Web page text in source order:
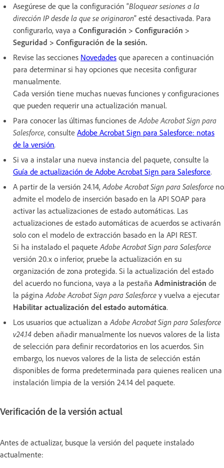
Asegúrese de que la configuración “Bloquear sesiones a la
dirección IP desde la que se originaron” esté desactivada. Para
configurarlo, vaya a Configuración > Configuración >
Seguridad > Configuración de la sesión.
Revise las secciones Novedades que aparecen a continuación
para determinar si hay opciones que necesita configurar
manualmente.
Cada versión tiene muchas nuevas funciones y configuraciones
que pueden requerir una actualización manual.
Para conocer las últimas funciones de Adobe Acrobat Sign para
Salesforce, consulte Adobe Acrobat Sign para Salesforce: notas
de la versión.
Si va a instalar una nueva instancia del paquete, consulte la
Guía de actualización de Adobe Acrobat Sign para Salesforce.
A partir de la versión 24.14, Adobe Acrobat Sign para Salesforce no
admite el modelo de inserción basado en la API SOAP para
activar las actualizaciones de estado automáticas. Las
actualizaciones de estado automáticas de acuerdos se activarán
solo con el modelo de extracción basado en la API REST.
Si ha instalado el paquete Adobe Acrobat Sign para Salesforce
versión 20.x o inferior, pruebe la actualización en su
organización de zona protegida. Si la actualización del estado
del acuerdo no funciona, vaya a la pestaña Administración de
la página Adobe Acrobat Sign para Salesforce y vuelva a ejecutar
Habilitar actualización del estado automática.
Los usuarios que actualizan a Adobe Acrobat Sign para Salesforce
v24.14 deben añadir manualmente los nuevos valores de la lista
de selección para definir recordatorios en los acuerdos. Sin
embargo, los nuevos valores de la lista de selección están
disponibles de forma predeterminada para quienes realicen una
instalación limpia de la versión 24.14 del paquete.
Verificación de la versión actual
Antes de actualizar, busque la versión del paquete instalado
actualmente: